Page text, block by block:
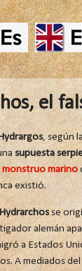
el
, según
supuesta
marino
existió.
Hydrarchosse
alemán
a Estados
A mediados